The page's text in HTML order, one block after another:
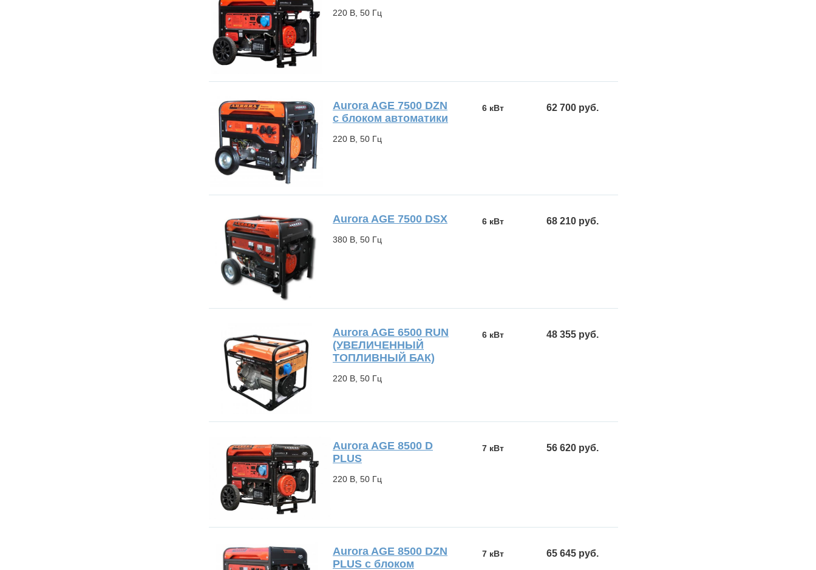
220 В, 50 Гц
Aurora AGE 7500 DZN
с блоком автоматики
220 В, 50 Гц
62 700 руб.
6 кВт
Aurora AGE 7500 DSX
380 В, 50 Гц
68 210 руб.
6 кВт
Aurora AGE 6500 RUN
(УВЕЛИЧЕННЫЙ
ТОПЛИВНЫЙ БАК)
220 В, 50 Гц
48 355 руб.
6 кВт
Aurora AGE 8500 D
PLUS
220 В, 50 Гц
56 620 руб.
7 кВт
Aurora AGE 8500 DZN
PLUS с блоком
65 645 руб.
7 кВт